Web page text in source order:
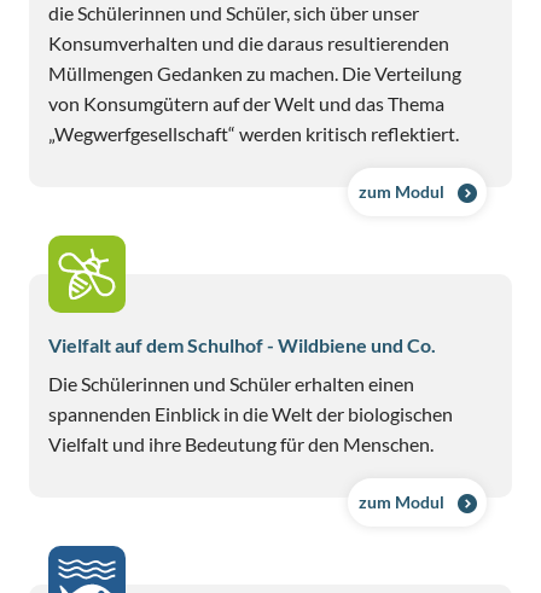
die Schülerinnen und Schüler, sich über unser
Konsumverhalten und die daraus resultierenden
Müllmengen Gedanken zu machen. Die Verteilung
von Konsumgütern auf der Welt und das Thema
„Wegwerfgesellschaft“ werden kritisch reflektiert.
zum Modul
Vielfalt auf dem Schulhof - Wildbiene und Co.
Die Schülerinnen und Schüler erhalten einen
spannenden Einblick in die Welt der biologischen
Vielfalt und ihre Bedeutung für den Menschen.
zum Modul